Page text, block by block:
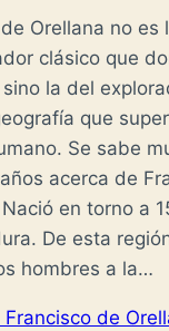
Orellana no es
clásico que
la del
que
Se sabe
acerca de
en torno a
De esta
hombres a la…
Francisco de